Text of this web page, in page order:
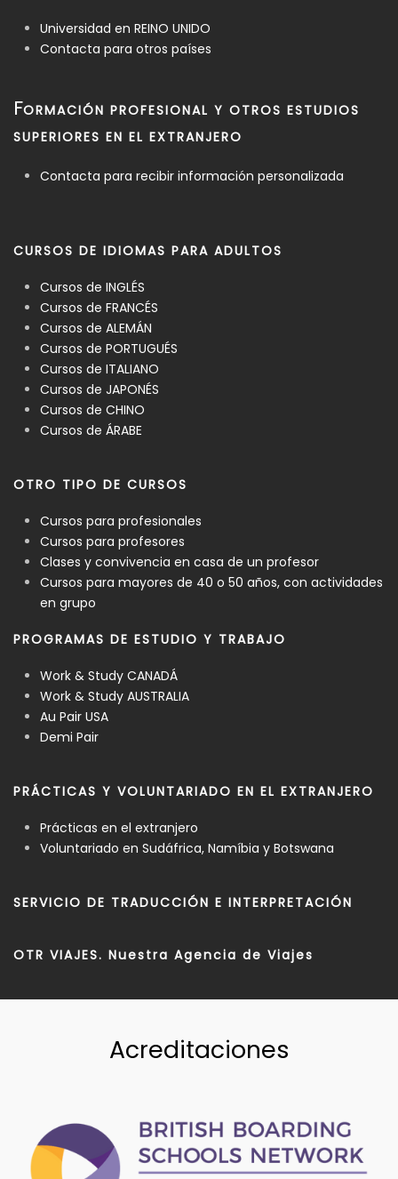
Universidad en REINO UNIDO
Contacta para otros países
FORMACIÓN PROFESIONAL Y OTROS ESTUDIOS
SUPERIORES EN EL EXTRANJERO
Contacta para recibir información personalizada
CURSOS DE IDIOMAS PARA ADULTOS
Cursos de INGLÉS
Cursos de FRANCÉS
Cursos de ALEMÁN
Cursos de PORTUGUÉS
Cursos de ITALIANO
Cursos de JAPONÉS
Cursos de CHINO
Cursos de ÁRABE
OTRO TIPO DE CURSOS
Cursos para profesionales
Cursos para profesores
Clases y convivencia en casa de un profesor
Cursos para mayores de 40 o 50 años, con actividades
en grupo
PROGRAMAS DE ESTUDIO Y TRABAJO
Work & Study CANADÁ
Work & Study AUSTRALIA
Au Pair USA
Demi Pair
PRÁCTICAS Y VOLUNTARIADO EN EL EXTRANJERO
Prácticas en el extranjero
Voluntariado en Sudáfrica, Namíbia y Botswana
SERVICIO DE TRADUCCIÓN E INTERPRETACIÓN
OTR VIAJES. Nuestra Agencia de Viajes
Acreditaciones